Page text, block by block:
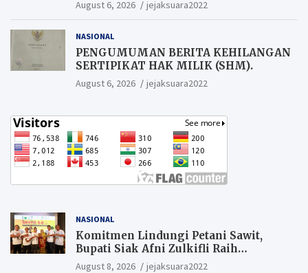
Berkesempatan Raih Hadiah
August 6, 2026 jejaksuara2022
NASIONAL
PENGUMUMAN BERITA KEHILANGAN
SERTIPIKAT HAK MILIK (SHM).
August 6, 2026 jejaksuara2022
NASIONAL
Komitmen Lindungi Petani Sawit,
Bupati Siak Afni Zulkifli Raih
Penghargaan SIEXPO 2026
August 8, 2026 jejaksuara2022